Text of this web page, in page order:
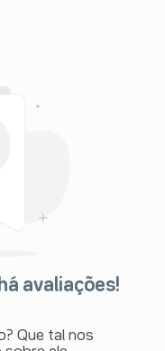
avaliações!
Que tal nos